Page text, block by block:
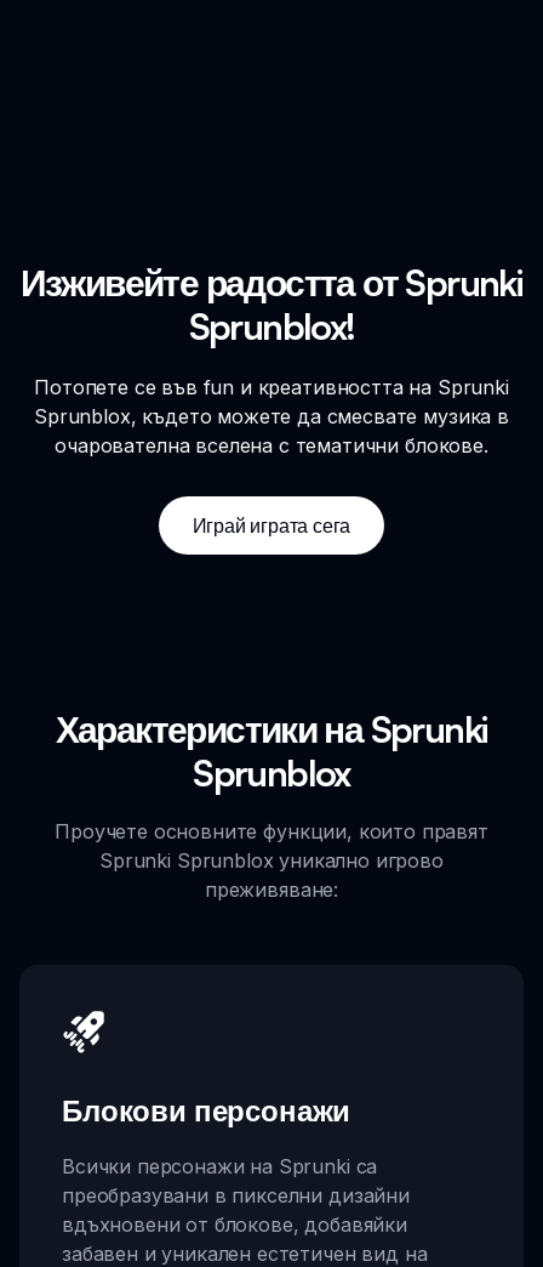
Изживейте радостта от Sprunki
Sprunblox!
Потопете се във fun и креативността на Sprunki
Sprunblox, където можете да смесвате музика в
очарователна вселена с тематични блокове.
Играй играта сега
Характеристики на Sprunki
Sprunblox
Проучете основните функции, които правят
Sprunki Sprunblox уникално игрово
преживяване:
Блокови персонажи
Всички персонажи на Sprunki са
преобразувани в пикселни дизайни
вдъхновени от блокове, добавяйки
забавен и уникален естетичен вид на